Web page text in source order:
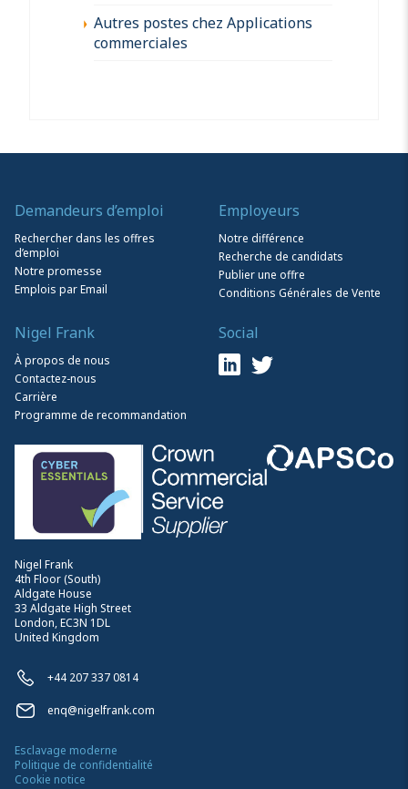
Autres postes chez Applications
commerciales
Nigel Frank
4th Floor (South)
Aldgate House
33 Aldgate High Street
London, EC3N 1DL
United Kingdom
+44 207 337 0814
enq@nigelfrank.com
Demandeurs d’emploi
Rechercher dans les offres
d’emploi
Notre promesse
Emplois par Email
Employeurs
Notre différence
Recherche de candidats
Publier une offre
Conditions Générales de Vente
Nigel Frank
À propos de nous
Contactez-nous
Carrière
Programme de recommandation
Social
Esclavage moderne
Politique de confidentialité
Cookie notice